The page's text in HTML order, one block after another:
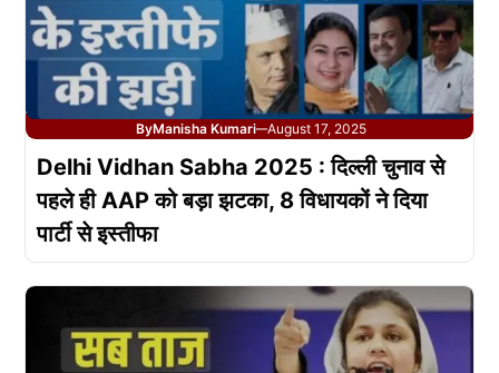
ByManisha Kumari—August 17, 2025
Delhi Vidhan Sabha 2025 : दिल्ली चुनाव से
पहले ही AAP को बड़ा झटका, 8 विधायकों ने दिया
पार्टी से इस्तीफा